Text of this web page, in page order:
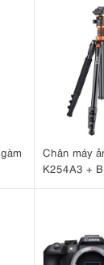
nghiệp cho
tự động thông
.
chụp liên tiếp
bức ảnh hoàn
Tự động tối ưu hóa
tiết trong các
Chân máy
K254A3 +